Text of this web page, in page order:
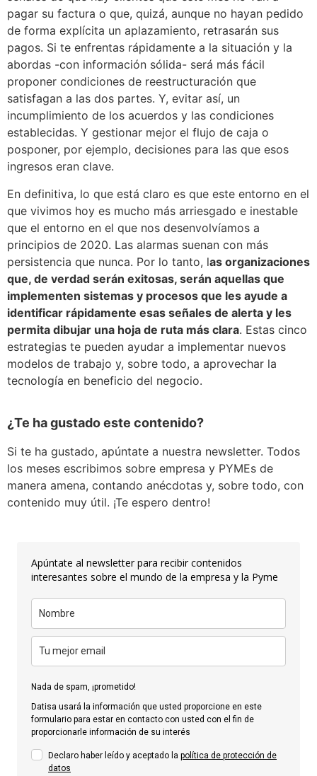
pagar su factura o que, quizá, aunque no hayan pedido
de forma explícita un aplazamiento, retrasarán sus
pagos. Si te enfrentas rápidamente a la situación y la
abordas -con información sólida- será más fácil
proponer condiciones de reestructuración que
satisfagan a las dos partes. Y, evitar así, un
incumplimiento de los acuerdos y las condiciones
establecidas. Y gestionar mejor el flujo de caja o
posponer, por ejemplo, decisiones para las que esos
ingresos eran clave.
En definitiva, lo que está claro es que este entorno en el
que vivimos hoy es mucho más arriesgado e inestable
que el entorno en el que nos desenvolvíamos a
principios de 2020. Las alarmas suenan con más
persistencia que nunca. Por lo tanto, las organizaciones
que, de verdad serán exitosas, serán aquellas que
implementen sistemas y procesos que les ayude a
identificar rápidamente esas señales de alerta y les
permita dibujar una hoja de ruta más clara. Estas cinco
estrategias te pueden ayudar a implementar nuevos
modelos de trabajo y, sobre todo, a aprovechar la
tecnología en beneficio del negocio.
¿Te ha gustado este contenido?
Si te ha gustado, apúntate a nuestra newsletter. Todos
los meses escribimos sobre empresa y PYMEs de
manera amena, contando anécdotas y, sobre todo, con
contenido muy útil. ¡Te espero dentro!
Apúntate al newsletter para recibir contenidos
interesantes sobre el mundo de la empresa y la Pyme
Nada de spam, ¡prometido!
Datisa usará la información que usted proporcione en este
formulario para estar en contacto con usted con el fin de
proporcionarle información de su interés
Declaro haber leído y aceptado la política de protección de
datos